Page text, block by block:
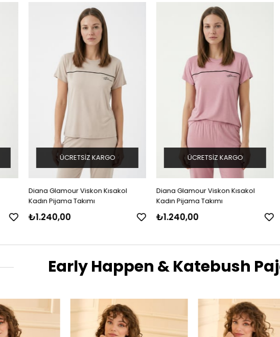
Diana Glamour Viskon Kısakol
Kadın Pijama Takımı
₺1.240,00
ÜCRETSIZ KARGO
Diana Glamour Viskon Kısakol
Kadın Pijama Takımı
₺1.240,00
ÜCRETSIZ KARGO
Early Happen & Katebush